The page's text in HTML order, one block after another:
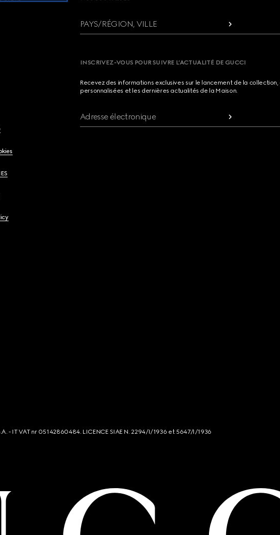
PAYS/RÉGION, VILLE
INSCRIVEZ-VOUS POUR SUIVRE L’ACTUALITÉ DE GUCCI
Recevez des informations exclusives sur le lancement de la
personnalisées et les dernières actualités de la Maison.
Adresse électronique
- IT VAT nr 05142860484. LICENCE SIAE N. 2294/I/1936 et 5647/I/1936